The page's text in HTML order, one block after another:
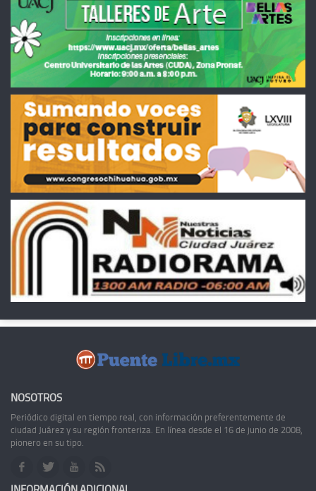
NOSOTROS
Periódico digital en tiempo real, con información preferentemente de
ciudad Juárez y su región fronteriza. En línea desde el 16 de junio de 2008,
pionero en su tipo.